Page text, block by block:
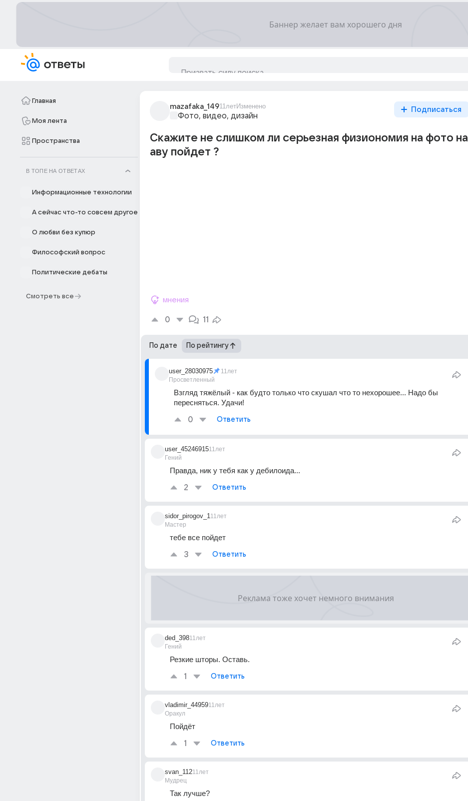
Главная
Моя лента
Пространства
В ТОПЕ НА ОТВЕТАХ
Информационные технологии
А сейчас что-то совсем другое
О любви без купюр
Философский вопрос
Политические дебаты
Смотреть все
mazafaka_14911летИзменено
Фото, видео, дизайн
Подписаться
Скажите не слишком ли серьезная физиономия на фото на
аву пойдет ?
мнения
0 11
По дате По рейтингу
user_28030975
Просветленный
11лет
Взгляд тяжёлый - как будто только что скушал что то нехорошее... Надо бы
пересняться. Удачи!
0 Ответить
user_45246915
Гений
11лет
Правда, ник у тебя как у дебилоида...
2 Ответить
sidor_pirogov_1
Мастер
11лет
тебе все пойдет
3 Ответить
ded_398
Гений
11лет
Резкие шторы. Оставь.
1 Ответить
vladimir_44959
Оракул
11лет
Пойдёт
1 Ответить
svan_112
Мудрец
11лет
Так лучше?